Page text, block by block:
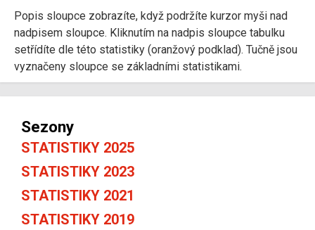
Popis sloupce zobrazíte, když podržíte kurzor myši nad
nadpisem sloupce. Kliknutím na nadpis sloupce tabulku
setřídíte dle této statistiky (oranžový podklad). Tučně jsou
vyznačeny sloupce se základními statistikami.
Sezony
STATISTIKY 2025
STATISTIKY 2023
STATISTIKY 2021
STATISTIKY 2019